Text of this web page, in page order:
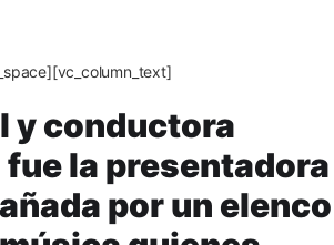
y conductora
fue la presentadora
por un